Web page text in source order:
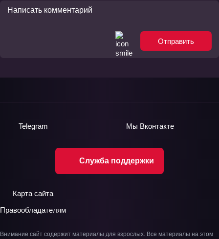
Отправить
Служба поддержки
Telegram Мы Вконтакте
Карта сайта
Правообладателям
Внимание сайт содержит материалы для взрослых. Все материалы на этом